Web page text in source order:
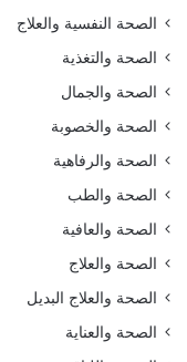
الصحة النفسية والعلاج
الصحة والتغذية
الصحة والجمال
الصحة والخصوبة
الصحة والرفاهية
الصحة والطب
الصحة والعافية
الصحة والعلاج
الصحة والعلاج البديل
الصحة والعناية